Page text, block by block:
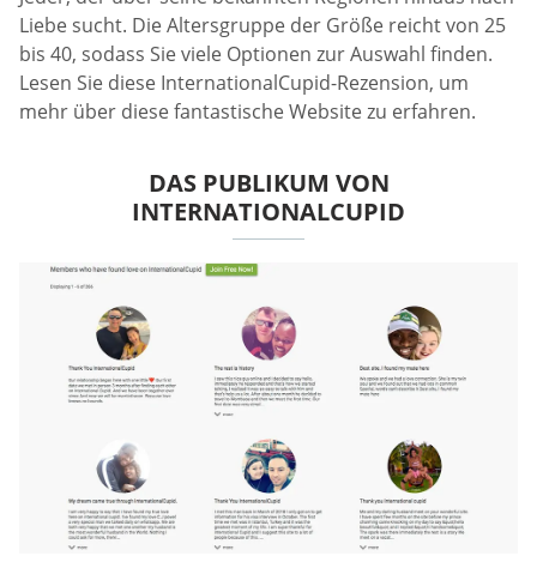
Liebe sucht. Die Altersgruppe der Größe reicht von 25
bis 40, sodass Sie viele Optionen zur Auswahl finden.
Lesen Sie diese InternationalCupid-Rezension, um
mehr über diese fantastische Website zu erfahren.
DAS PUBLIKUM VON
INTERNATIONALCUPID